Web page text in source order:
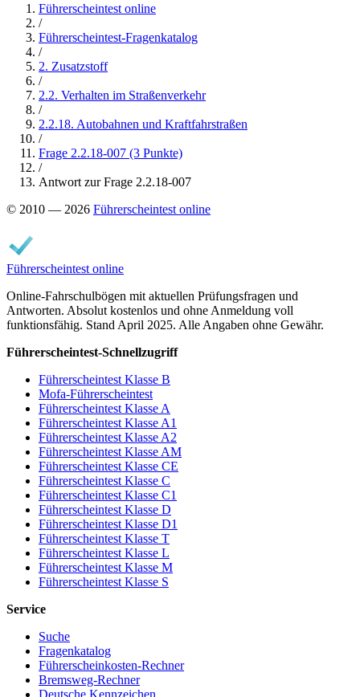
Führerscheintest online
/
Führerscheintest-Fragenkatalog
/
2. Zusatzstoff
/
2.2. Verhalten im Straßenverkehr
/
2.2.18. Autobahnen und Kraftfahrstraßen
/
Frage 2.2.18-007 (3 Punkte)
/
Antwort zur Frage 2.2.18-007
© 2010 — 2026 Führerscheintest online
Führerscheintest online
Online-Fahrschulbögen mit aktuellen Prüfungsfragen und
Antworten. Absolut kostenlos und ohne Anmeldung voll
funktionsfähig. Stand April 2025. Alle Angaben ohne Gewähr.
Führerscheintest-Schnellzugriff
Führerscheintest Klasse B
Mofa-Führerscheintest
Führerscheintest Klasse A
Führerscheintest Klasse A1
Führerscheintest Klasse A2
Führerscheintest Klasse AM
Führerscheintest Klasse CE
Führerscheintest Klasse C
Führerscheintest Klasse C1
Führerscheintest Klasse D
Führerscheintest Klasse D1
Führerscheintest Klasse T
Führerscheintest Klasse L
Führerscheintest Klasse M
Führerscheintest Klasse S
Service
Suche
Fragenkatalog
Führerscheinkosten-Rechner
Bremsweg-Rechner
Deutsche Kennzeichen